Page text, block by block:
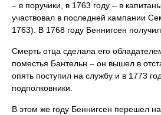
– в поручики, в 1763 году – в
участвовал в последней кампании
1763). В 1768 году Беннигсен
Смерть отца сделала его
поместья Бантельн – он вышел в
опять поступил на службу и в 1773
подполковники.
В этом же году Беннигсен перешел